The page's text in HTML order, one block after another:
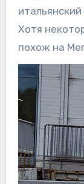
Хотя
похож на